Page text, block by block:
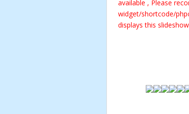
available , Please
widget/shortcode/
displays this slideshow